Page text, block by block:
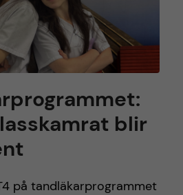
blir
på tandläkarprogrammet